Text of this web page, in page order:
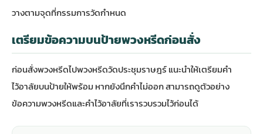
วางตามจุดที่กรรมการวัดกำหนด
เตรียมข้อความบนป้ายพวงหรีดก่อนสั่ง
ก่อนสั่งพวงหรีดไปพวงหรีดวัดประชุมราษฎร์ แนะนำให้เตรียมคำ
ไว้อาลัยบนป้ายให้พร้อม หากยังนึกคำไม่ออก สามารถดูตัวอย่าง
ข้อความพวงหรีดและคำไว้อาลัยที่เรารวบรวมไว้ก่อนได้